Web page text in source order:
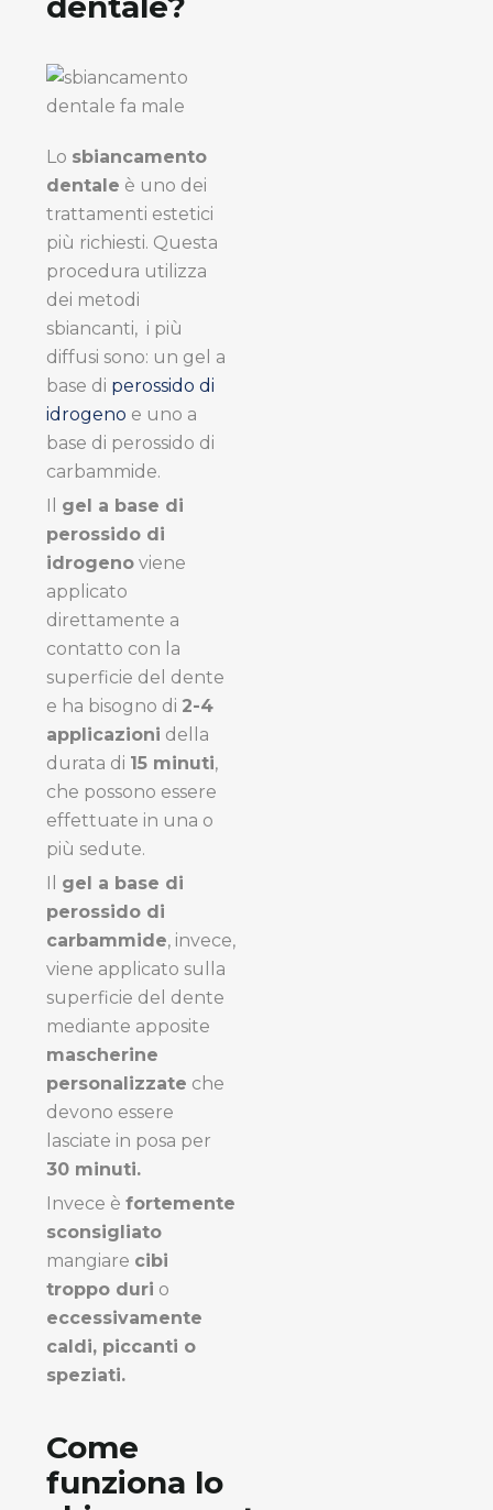
Lo sbiancamento
dentale è uno dei
trattamenti estetici
più richiesti. Questa
procedura utilizza
dei metodi
sbiancanti, i più
diffusi sono: un gel a
base di perossido di
idrogeno e uno a
base di perossido di
carbammide.
Il gel a base di
perossido di
idrogeno viene
applicato
direttamente a
contatto con la
superficie del dente
e ha bisogno di 2-4
applicazioni della
durata di 15 minuti,
che possono essere
effettuate in una o
più sedute.
Il gel a base di
perossido di
carbammide, invece,
viene applicato sulla
superficie del dente
mediante apposite
mascherine
personalizzate che
devono essere
lasciate in posa per
30 minuti.
Invece è fortemente
sconsigliato
mangiare cibi
troppo duri o
eccessivamente
caldi, piccanti o
speziati.
Come
funziona lo